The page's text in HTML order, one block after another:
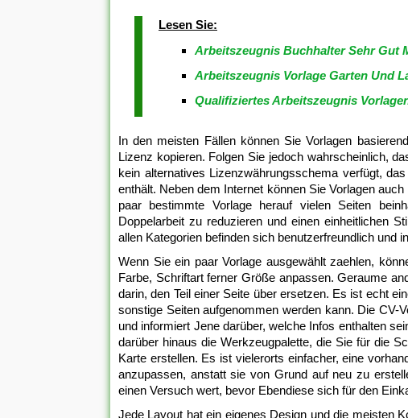
Lesen Sie:
Arbeitszeugnis Buchhalter Sehr Gut
Arbeitszeugnis Vorlage Garten Und
Qualifiziertes Arbeitszeugnis
In den meisten Fällen können Sie Vorlagen
Lizenz kopieren. Folgen Sie jedoch wahrscheinlich,
kein alternatives Lizenzwährungsschema verfügt,
enthält. Neben dem Internet können Sie Vorlagen
paar bestimmte Vorlage herauf vielen Seiten
Doppelarbeit zu reduzieren und einen einheitlichen
allen Kategorien befinden sich benutzerfreundlich und
Wenn Sie ein paar Vorlage ausgewählt zaehlen,
Farbe, Schriftart ferner Größe anpassen. Geraume
darin, den Teil einer Seite über ersetzen. Es ist echt
sonstige Seiten aufgenommen werden kann. Die CV-
und informiert Jene darüber, welche Infos enthalten
darüber hinaus die Werkzeugpalette, die Sie für die
Karte erstellen. Es ist vielerorts einfacher, eine
anzupassen, anstatt sie von Grund auf neu zu
einen Versuch wert, bevor Ebendiese sich für den
Jede Layout hat ein eigenes Design und die meisten